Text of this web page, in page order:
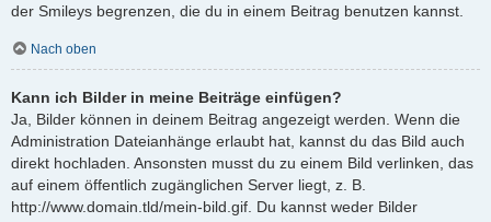
der Smileys begrenzen, die du in einem Beitrag benutzen kannst.
Nach oben
Kann ich Bilder in meine Beiträge einfügen?
Ja, Bilder können in deinem Beitrag angezeigt werden. Wenn die
Administration Dateianhänge erlaubt hat, kannst du das Bild auch
direkt hochladen. Ansonsten musst du zu einem Bild verlinken, das
auf einem öffentlich zugänglichen Server liegt, z. B.
http://www.domain.tld/mein-bild.gif. Du kannst weder Bilder